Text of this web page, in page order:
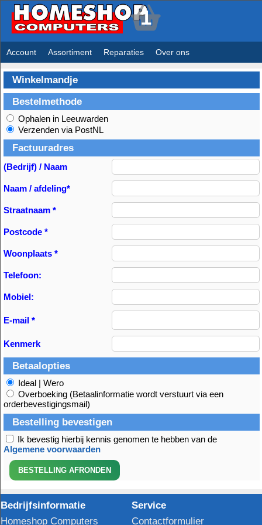
Account Assortiment Reparaties Over ons
1
Winkelmandje
Bestelmethode
Ophalen in Leeuwarden
Verzenden via PostNL
Factuuradres
(Bedrijf) / Naam
Naam / afdeling*
Straatnaam *
Postcode *
Woonplaats *
Telefoon:
Mobiel:
E-mail *
Kenmerk
Betaalopties
Ideal | Wero
Overboeking (Betaalinformatie wordt verstuurt via een
orderbevestigingsmail)
Bestelling bevestigen
Ik bevestig hierbij kennis genomen te hebben van de
Algemene voorwaarden
Bedrijfsinformatie
Homeshop Computers
Service
Contactformulier